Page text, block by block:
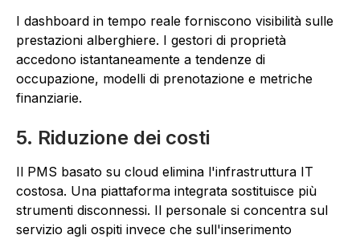
I dashboard in tempo reale forniscono visibilità sulle
prestazioni alberghiere. I gestori di proprietà
accedono istantaneamente a tendenze di
occupazione, modelli di prenotazione e metriche
finanziarie.
5. Riduzione dei costi
Il PMS basato su cloud elimina l'infrastruttura IT
costosa. Una piattaforma integrata sostituisce più
strumenti disconnessi. Il personale si concentra sul
servizio agli ospiti invece che sull'inserimento